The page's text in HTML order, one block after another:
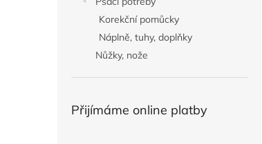
Korekční pomůcky
Náplně, tuhy, doplňky
Nůžky, nože
Přijímáme online platby